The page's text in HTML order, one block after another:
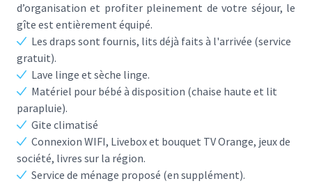
d’organisation et profiter pleinement de votre séjour, le
gîte est entièrement équipé.
Les draps sont fournis, lits déjà faits à l'arrivée (service
gratuit).
Lave linge et sèche linge.
Matériel pour bébé à disposition (chaise haute et lit
parapluie).
Gite climatisé
Connexion WIFI, Livebox et bouquet TV Orange, jeux de
société, livres sur la région.
Service de ménage proposé (en supplément).